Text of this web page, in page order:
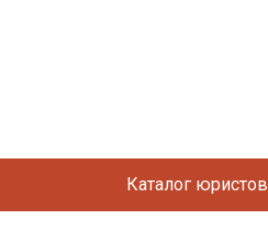
Каталог юристов